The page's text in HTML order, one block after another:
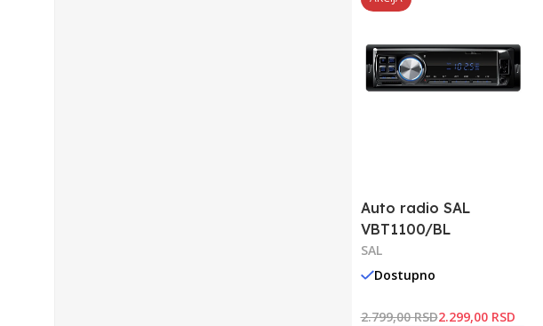
Auto radio SAL
VBT1100/BL
SAL
Dostupno
2.799,00 RSD2.299,00 RSD